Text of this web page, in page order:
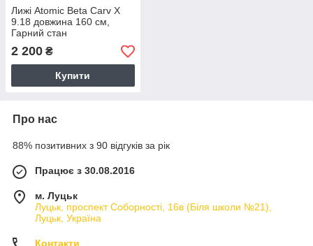
Лижі Atomic Beta Carv X
9.18 довжина 160 см,
Гарний стан
2 200 ₴
Купити
Про нас
88% позитивних з 90 відгуків за рік
Працює з 30.08.2016
м. Луцьк
Луцьк, проспект Соборності, 16в (Біля школи №21),
Луцьк, Україна
Контакти